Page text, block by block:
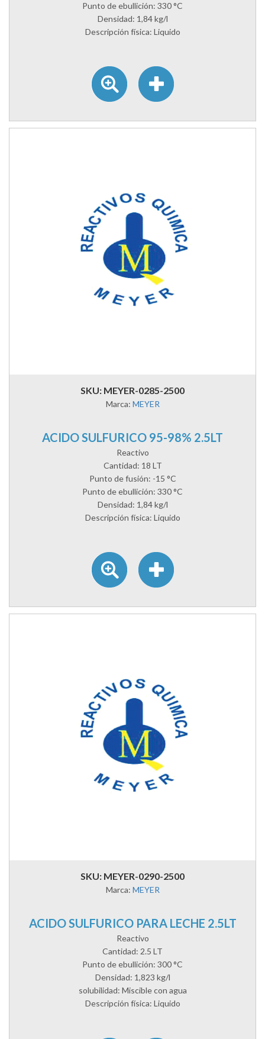
Punto de ebullición: 330 °C
Densidad: 1,84 kg/l
Descripción física: Liquido
SKU: MEYER-0285-2500
Marca: MEYER
ACIDO SULFURICO 95-98% 2.5LT
Reactivo
Cantidad: 18 LT
Punto de fusión: -15 °C
Punto de ebullición: 330 °C
Densidad: 1,84 kg/l
Descripción física: Liquido
SKU: MEYER-0290-2500
Marca: MEYER
ACIDO SULFURICO PARA LECHE 2.5LT
Reactivo
Cantidad: 2.5 LT
Punto de ebullición: 300 °C
Densidad: 1,823 kg/l
solubilidad: Miscible con agua
Descripción física: Liquido